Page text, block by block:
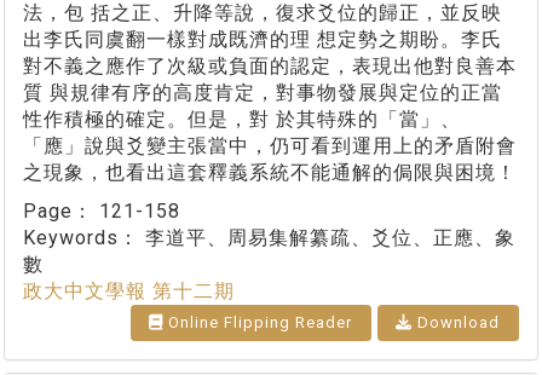
法，包 括之正、升降等說，復求爻位的歸正，並反映
出李氏同虞翻一樣對成既濟的理 想定勢之期盼。李氏
對不義之應作了次級或負面的認定，表現出他對良善本
質 與規律有序的高度肯定，對事物發展與定位的正當
性作積極的確定。但是，對 於其特殊的「當」、
「應」說與爻變主張當中，仍可看到運用上的矛盾附會
之現象，也看出這套釋義系統不能通解的侷限與困境！
Page： 121-158
Keywords： 李道平、周易集解纂疏、爻位、正應、象
數
政大中文學報 第十二期
Online Flipping Reader Download